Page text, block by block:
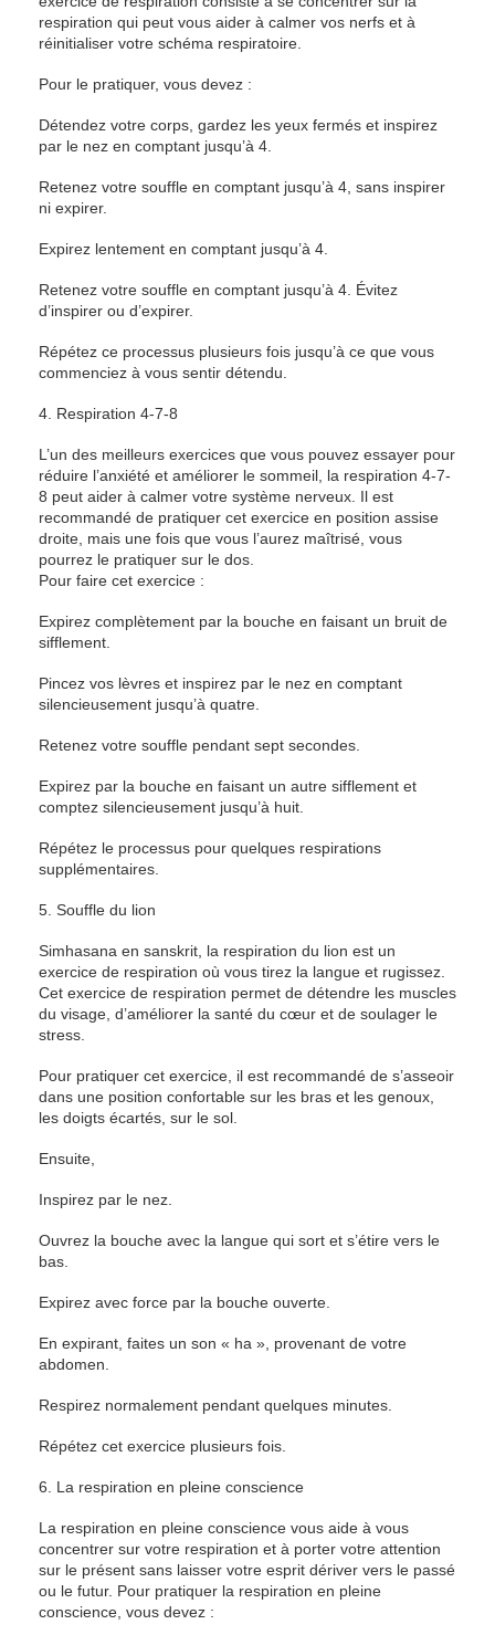
respiration qui peut vous aider à calmer vos nerfs et à
réinitialiser votre schéma respiratoire.
Pour le pratiquer, vous devez :
Détendez votre corps, gardez les yeux fermés et inspirez
par le nez en comptant jusqu’à 4.
Retenez votre souffle en comptant jusqu’à 4, sans inspirer
ni expirer.
Expirez lentement en comptant jusqu’à 4.
Retenez votre souffle en comptant jusqu’à 4. Évitez
d’inspirer ou d’expirer.
Répétez ce processus plusieurs fois jusqu’à ce que vous
commenciez à vous sentir détendu.
4. Respiration 4-7-8
L’un des meilleurs exercices que vous pouvez essayer pour
réduire l’anxiété et améliorer le sommeil, la respiration 4-7-
8 peut aider à calmer votre système nerveux. Il est
recommandé de pratiquer cet exercice en position assise
droite, mais une fois que vous l’aurez maîtrisé, vous
pourrez le pratiquer sur le dos.
Pour faire cet exercice :
Expirez complètement par la bouche en faisant un bruit de
sifflement.
Pincez vos lèvres et inspirez par le nez en comptant
silencieusement jusqu’à quatre.
Retenez votre souffle pendant sept secondes.
Expirez par la bouche en faisant un autre sifflement et
comptez silencieusement jusqu’à huit.
Répétez le processus pour quelques respirations
supplémentaires.
5. Souffle du lion
Simhasana en sanskrit, la respiration du lion est un
exercice de respiration où vous tirez la langue et rugissez.
Cet exercice de respiration permet de détendre les muscles
du visage, d’améliorer la santé du cœur et de soulager le
stress.
Pour pratiquer cet exercice, il est recommandé de s’asseoir
dans une position confortable sur les bras et les genoux,
les doigts écartés, sur le sol.
Ensuite,
Inspirez par le nez.
Ouvrez la bouche avec la langue qui sort et s’étire vers le
bas.
Expirez avec force par la bouche ouverte.
En expirant, faites un son « ha », provenant de votre
abdomen.
Respirez normalement pendant quelques minutes.
Répétez cet exercice plusieurs fois.
6. La respiration en pleine conscience
La respiration en pleine conscience vous aide à vous
concentrer sur votre respiration et à porter votre attention
sur le présent sans laisser votre esprit dériver vers le passé
ou le futur. Pour pratiquer la respiration en pleine
conscience, vous devez :